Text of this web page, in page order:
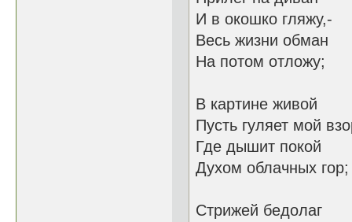
И в окошко гляжу,-
Весь жизни обман
На потом отложу;
В картине живой
Пусть гуляет мой
Где дышит покой
Духом облачных гор;
Стрижей бедолаг